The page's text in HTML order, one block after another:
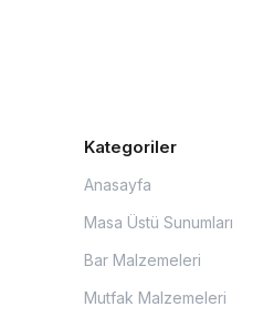
Kategoriler
Anasayfa
Masa Üstü Sunumları
Bar Malzemeleri
Mutfak Malzemeleri